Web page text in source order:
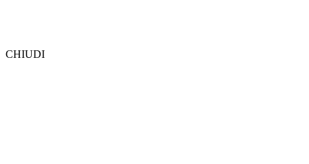
CHIUDI